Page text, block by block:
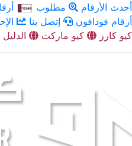
أحدث الأرقام
مطلوب
أرقام فودافون
إتصل بنا
كيو كارز
كيو ماركت